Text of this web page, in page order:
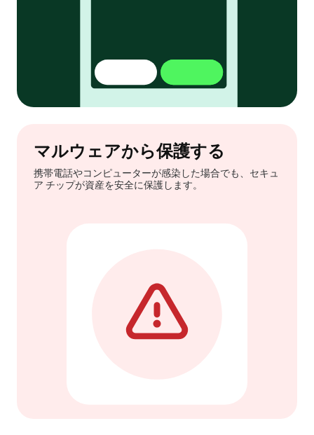
マルウェアから保護する
携帯電話やコンピューターが感染した場合でも、セキュ
ア チップが資産を安全に保護します。